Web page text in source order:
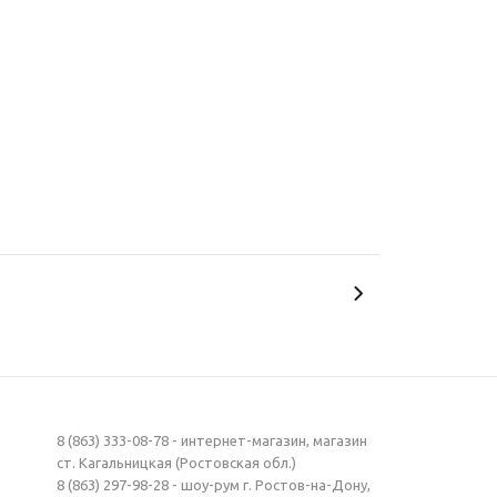
8 (863) 333-08-78 - интернет-магазин, магазин
ст. Кагальницкая (Ростовская обл.)
8 (863) 297-98-28 - шоу-рум г. Ростов-на-Дону,